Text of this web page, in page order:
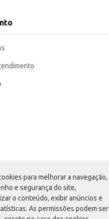
para melhorar a navegação,
e segurança do site,
o conteúdo, exibir anúncios e
As permissões podem ser
Higiene e perfumaria
cabelo